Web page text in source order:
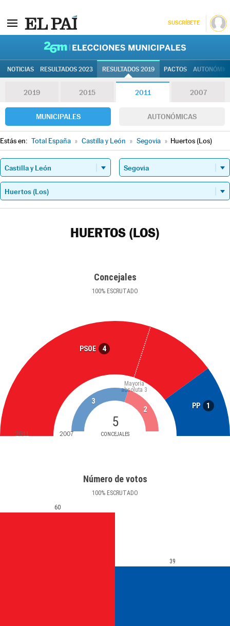
SUSCRÍBETE
NOTICIAS RESULTADOS 2023 RESULTADOS 2019 PACTOS
2019 2015 2011 2007
MUNICIPALES AUTONÓMICAS
Estás en: Total España » Castilla y León » Segovia » Huertos (Los)
HUERTOS (LOS)
Concejales
100% ESCRUTADO
PSOE 4
PP 1
5
CONCEJALES
Mayoría
absoluta 3
3
2
2011 2007
Número de votos
100% ESCRUTADO
60
39